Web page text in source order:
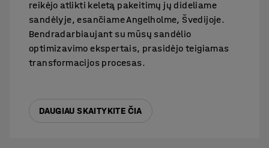
reikėjo atlikti keletą pakeitimų jų dideliame
sandėlyje, esančiame Angelholme, Švedijoje.
Bendradarbiaujant su mūsų sandėlio
optimizavimo ekspertais, prasidėjo teigiamas
transformacijos procesas.
DAUGIAU SKAITYKITE ČIA